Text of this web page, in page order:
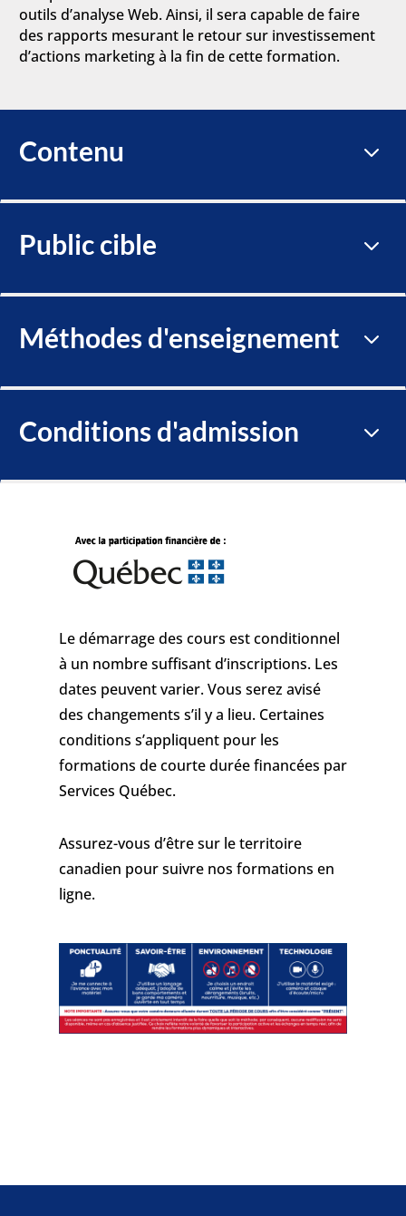
outils d’analyse Web. Ainsi, il sera capable de faire
des rapports mesurant le retour sur investissement
d’actions marketing à la fin de cette formation.
Contenu 3
Public cible 3
Méthodes d'enseignement 3
Conditions d'admission 3
Le démarrage des cours est conditionnel
à un nombre suffisant d’inscriptions. Les
dates peuvent varier. Vous serez avisé
des changements s’il y a lieu. Certaines
conditions s’appliquent pour les
formations de courte durée financées par
Services Québec.
Assurez-vous d’être sur le territoire
canadien pour suivre nos formations en
ligne.